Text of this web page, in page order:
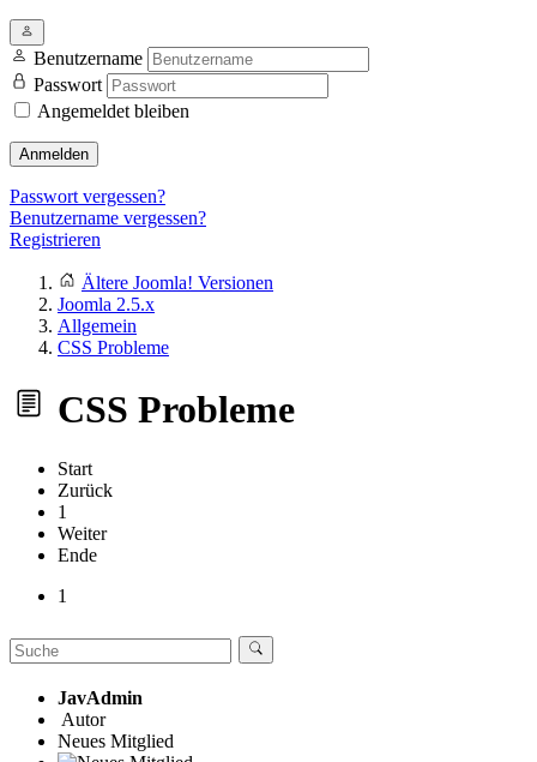
Benutzername
Passwort
Angemeldet bleiben
Anmelden
Passwort vergessen?
Benutzername vergessen?
Registrieren
Ältere Joomla! Versionen
Joomla 2.5.x
Allgemein
CSS Probleme
CSS Probleme
Start
Zurück
1
Weiter
Ende
1
JavAdmin
Autor
Neues Mitglied